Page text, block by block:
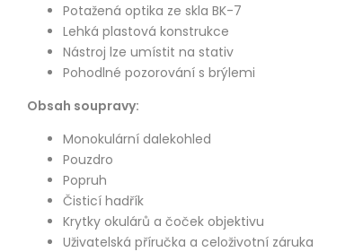
Potažená optika ze skla BK-7
Lehká plastová konstrukce
Nástroj lze umístit na stativ
Pohodlné pozorování s brýlemi
Obsah soupravy:
Monokulární dalekohled
Pouzdro
Popruh
Čisticí hadřík
Krytky okulárů a čoček objektivu
Uživatelská příručka a celoživotní záruka